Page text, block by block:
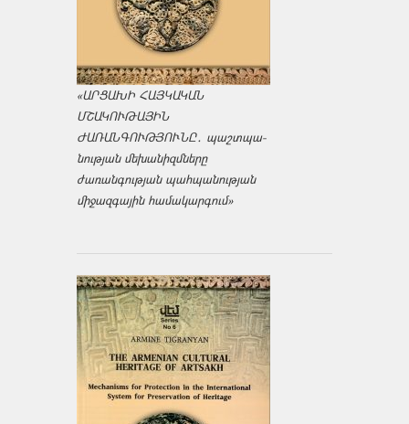
«ԱՐՑԱԽԻ ՀԱՅԿԱԿԱՆ
ՄՇԱԿՈՒԹԱՅԻՆ
ԺԱՌԱՆԳՈՒԹՅՈՒՆԸ․ պաշտպա­
նության մեխանիզմները
ժառանգության պահպանության
միջազ­գային համակարգում»